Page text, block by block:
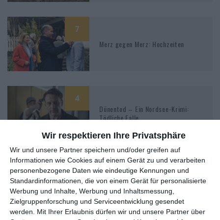
Wir respektieren Ihre Privatsphäre
Wir und unsere Partner speichern und/oder greifen auf
Informationen wie Cookies auf einem Gerät zu und verarbeiten
personenbezogene Daten wie eindeutige Kennungen und
Standardinformationen, die von einem Gerät für personalisierte
Werbung und Inhalte, Werbung und Inhaltsmessung,
Zielgruppenforschung und Serviceentwicklung gesendet
werden.
Mit Ihrer Erlaubnis dürfen wir und unsere Partner über
7
Merz gegen Merz: Hochzeiten
4
Dünentod – Ein Nordsee-Krimi:
Tödliche Falle
5
Dünentod – Ein Nordsee-Krimi: Das
Grab am Strand